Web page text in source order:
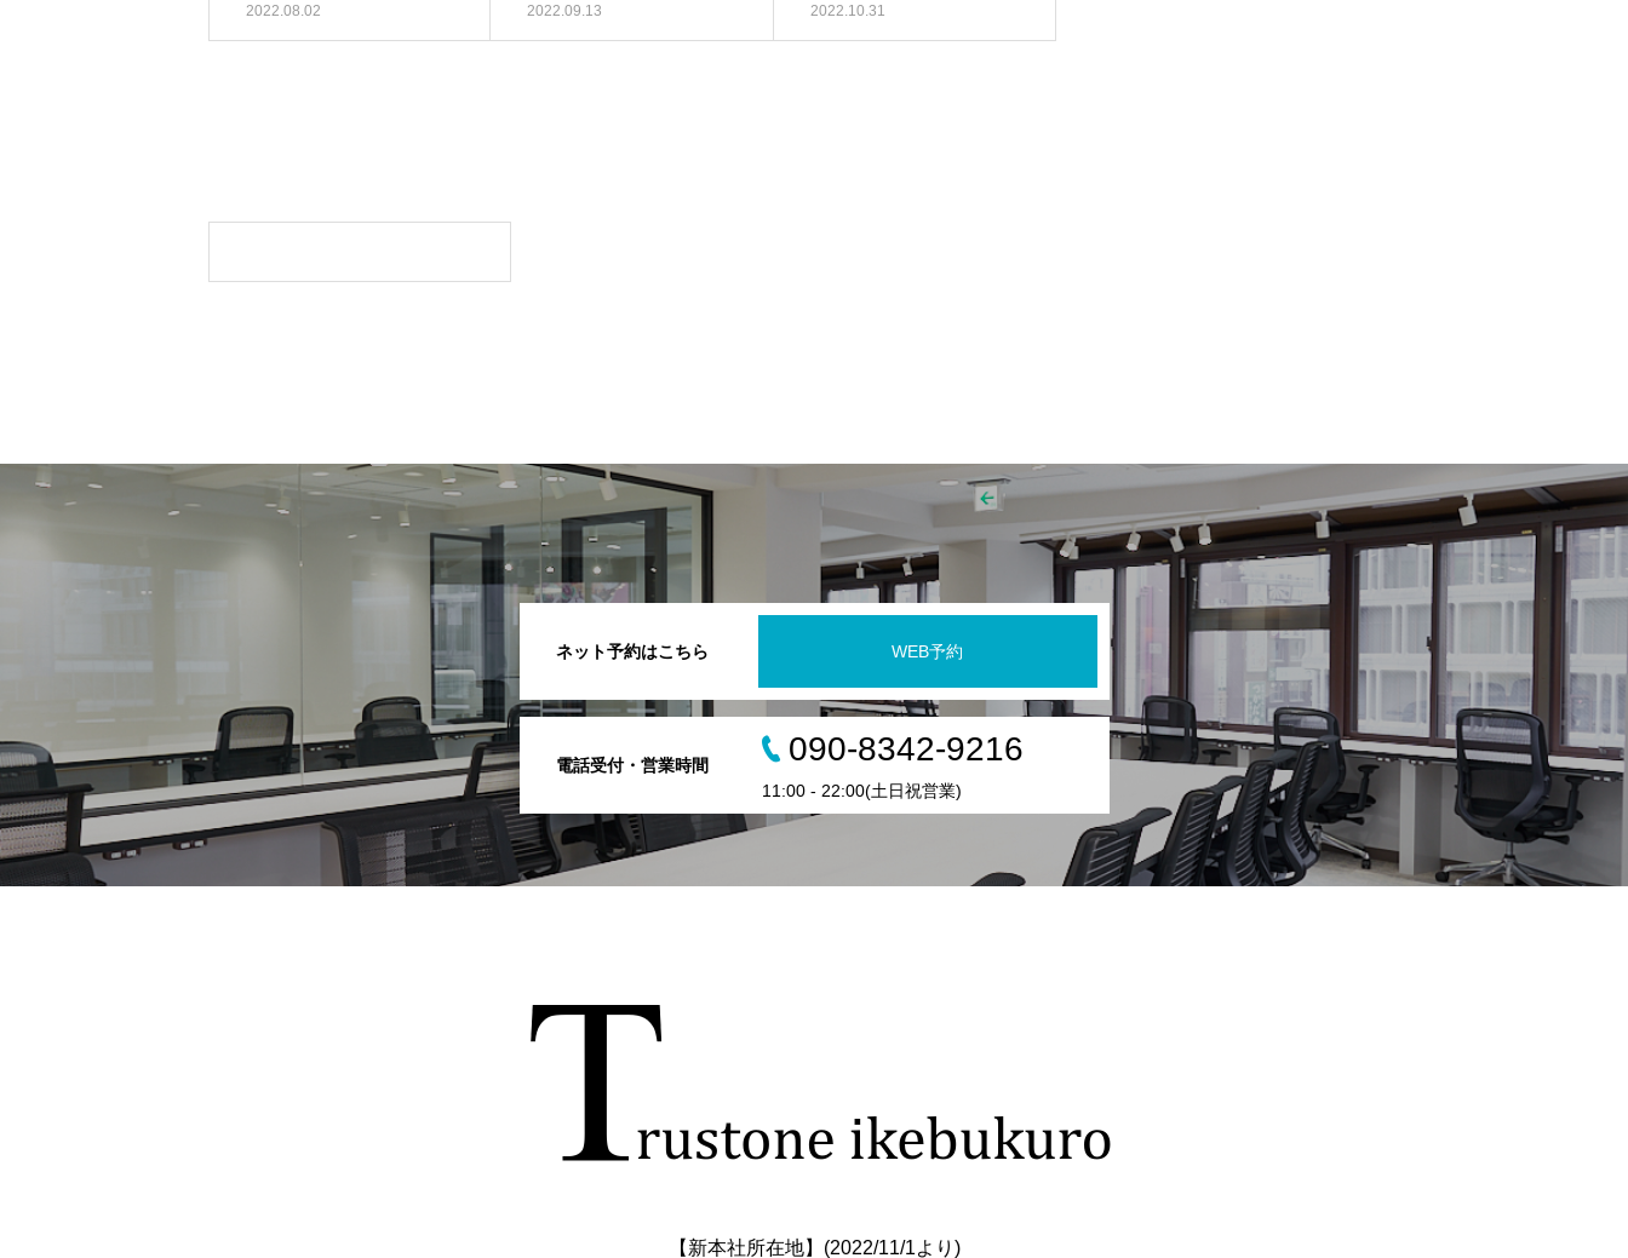
2022.08.02 2022.09.13 2022.10.31
ネット予約はこちら WEB予約
電話受付・営業時間 090-8342-9216
11:00 - 22:00(土日祝営業)
【新本社所在地】(2022/11/1より)